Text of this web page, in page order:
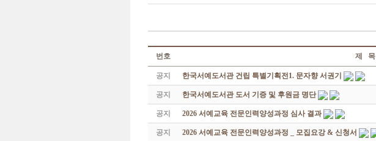
번호 제 목
공지 한국서예도서관 건립 특별기획전1. 문자향 서권기
공지 한국서예도서관 도서 기증 및 후원금 명단
공지 2026 서예교육 전문인력양성과정 심사 결과
공지 2026 서예교육 전문인력양성과정 _ 모집요강 & 신청서